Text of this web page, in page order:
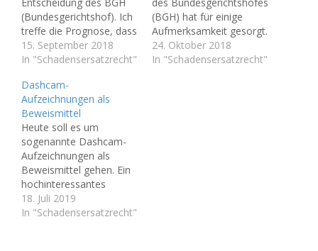
(Bundesgerichtshof). Ich
treffe die Prognose, dass
diese Entscheidung eine
Tragweite haben wird,
nicht klar gemacht
haben. Autohersteller
werden nun
möglicherweise ihre
Produktion umstellen,
Passanten werden sich
damit abfinden müssen,
von hunderten Kameras
beim Flanieren gefilmt…
15. September 2018
In "Schadensersatzrecht"
(BGH) hat für einige
Aufmerksamkeit gesorgt.
Man erhoffte sich eine
Klärung der brisanten
24. Oktober 2018
In "Schadensersatzrecht"
Dashcam-
Aufzeichnungen als
Beweismittel
Heute soll es um
sogenannte Dashcam-
Aufzeichnungen als
Beweismittel gehen. Ein
hochinteressantes
Thema, das
Auswirkungen auf viele
18. Juli 2019
In "Schadensersatzrecht"